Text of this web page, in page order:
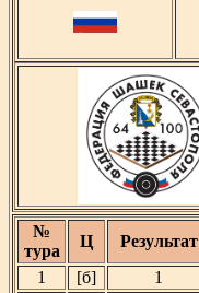
№
тура
Ц Результат
1
[б] 1